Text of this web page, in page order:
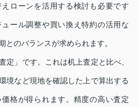
ローンを活用する検討も必要です
ール調整や買い換え特約の活用な
とのバランスが求められます。
定」です。これは机上査定と比べ、
境など現地を確認した上で算出する
格が得られます。精度の高い査定